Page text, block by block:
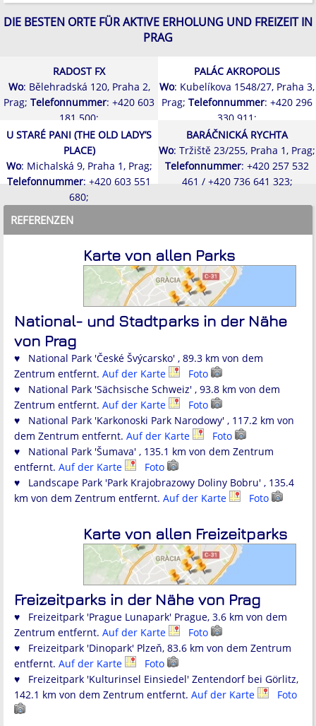
DIE BESTEN ORTE FÜR AKTIVE ERHOLUNG UND FREIZEIT IN
PRAG
RADOST FX
Wo: Bělehradská 120, Praha 2,
Prag; Telefonnummer: +420 603
181 500;
PALÁC AKROPOLIS
Wo: Kubelíkova 1548/27, Praha 3,
Prag; Telefonnummer: +420 296
330 911;
U STARÉ PANI (THE OLD LADY’S
PLACE)
Wo: Michalská 9, Praha 1, Prag;
Telefonnummer: +420 603 551
680;
BARÁČNICKÁ RYCHTA
Wo: Tržiště 23/255, Praha 1, Prag;
Telefonnummer: +420 257 532
461 / +420 736 641 323;
REFERENZEN
Karte von allen Parks
National- und Stadtparks in der Nähe
von Prag
♥ National Park 'České Švýcarsko' , 89.3 km von dem
Zentrum entfernt. Auf der Karte
Foto
♥ National Park 'Sächsische Schweiz' , 93.8 km von dem
Zentrum entfernt. Auf der Karte
Foto
♥ National Park 'Karkonoski Park Narodowy' , 117.2 km von
dem Zentrum entfernt. Auf der Karte
Foto
♥ National Park 'Šumava' , 135.1 km von dem Zentrum
entfernt. Auf der Karte
Foto
♥ Landscape Park 'Park Krajobrazowy Doliny Bobru' , 135.4
km von dem Zentrum entfernt. Auf der Karte Foto
Karte von allen Freizeitparks
Freizeitparks in der Nähe von Prag
♥ Freizeitpark 'Prague Lunapark' Prague, 3.6 km von dem
Zentrum entfernt. Auf der Karte
Foto
♥ Freizeitpark 'Dinopark' Plzeň, 83.6 km von dem Zentrum
entfernt. Auf der Karte
Foto
♥ Freizeitpark 'Kulturinsel Einsiedel' Zentendorf bei Görlitz,
142.1 km von dem Zentrum entfernt. Auf der Karte Foto